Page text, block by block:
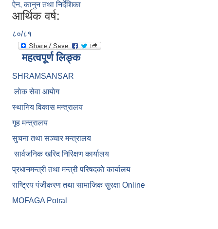
ऐन, कानुन तथा निर्देशिका
आर्थिक वर्ष:
८०/८१
महत्वपूर्ण लिङ्क
SHRAMSANSAR
लाेक सेवा आयाेग
स्थानिय विकास मन्त्रालय
गृह मन्त्रालय
सुचना तथा सञ्चार मन्त्रालय
सार्वजनिक खरिद निरिक्षण कार्यालय
प्रधानमन्त्री तथा मन्त्री परिषदकाे कार्यालय
राष्ट्रिय पंजीकरण तथा सामाजिक सुरक्षा Online
MOFAGA Potral